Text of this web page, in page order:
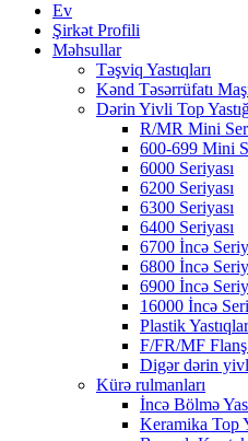
Ev
Şirkət Profili
Məhsullar
Təşviq Yastıqları
Kənd Təsərrüfatı
Dərin Yivli Top
R/MR Mini
600-699 Mini
6000 Seriyası
6200 Seriyası
6300 Seriyası
6400 Seriyası
6700 İncə
6800 İncə
6900 İncə
16000 İncə
Plastik Yastıqlar
F/FR/MF Flanş
Digər dərin
Kürə rulmanları
İncə Bölmə
Keramika Top